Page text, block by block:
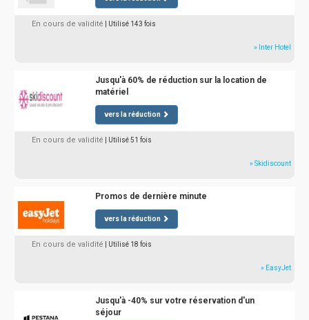
En cours de validité | Utilisé 143 fois
» Inter Hotel
Jusqu'à 60% de réduction sur la location de
matériel
vers la réduction
En cours de validité | Utilisé 51 fois
» Skidiscount
Promos de dernière minute
vers la réduction
En cours de validité | Utilisé 18 fois
» EasyJet
Jusqu'à -40% sur votre réservation d'un
séjour